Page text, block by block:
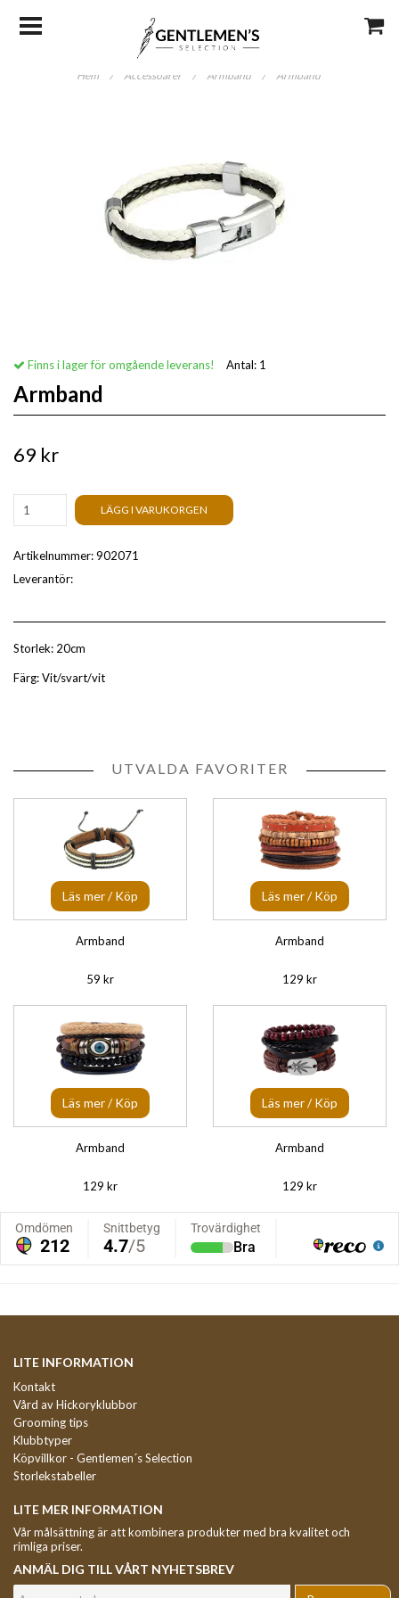
Hem / Accessoarer / Armband / Armband
Finns i lager för omgående leverans! Antal: 1
Armband
69 kr
LÄGG I VARUKORGEN
Artikelnummer:902071
Leverantör:
Storlek: 20cm
Färg: Vit/svart/vit
UTVALDA FAVORITER
Läs mer / Köp
Armband
59 kr
Läs mer / Köp
Armband
129 kr
Läs mer / Köp
Armband
129 kr
Läs mer / Köp
Armband
129 kr
LITE INFORMATION
Kontakt
Vård av Hickoryklubbor
Grooming tips
Klubbtyper
Köpvillkor - Gentlemen´s Selection
Storlekstabeller
LITE MER INFORMATION
Vår målsättning är att kombinera produkter med bra kvalitet och
rimliga priser.
ANMÄL DIG TILL VÅRT NYHETSBREV